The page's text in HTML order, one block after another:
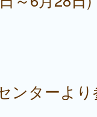
ンターよ